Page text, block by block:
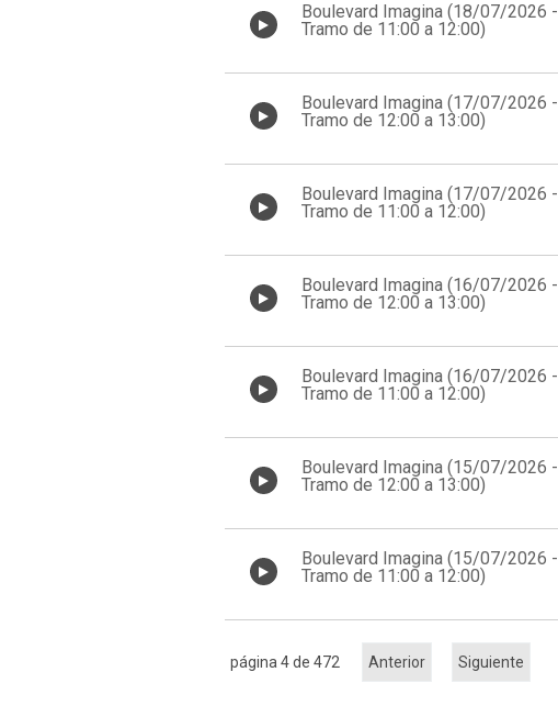
Boulevard Imagina (18/07/2026 -
Tramo de 11:00 a 12:00)
Boulevard Imagina (17/07/2026 -
Tramo de 12:00 a 13:00)
Boulevard Imagina (17/07/2026 -
Tramo de 11:00 a 12:00)
Boulevard Imagina (16/07/2026 -
Tramo de 12:00 a 13:00)
Boulevard Imagina (16/07/2026 -
Tramo de 11:00 a 12:00)
Boulevard Imagina (15/07/2026 -
Tramo de 12:00 a 13:00)
Boulevard Imagina (15/07/2026 -
Tramo de 11:00 a 12:00)
Anterior Siguiente
página 4 de 472